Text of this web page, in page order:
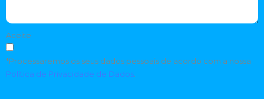
Aceite
*Processaremos os seus dados pessoais de acordo com a nossa
Política de Privacidade de Dados